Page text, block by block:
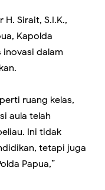
Sirait, S.I.K.,
Kapolda
inovasi dalam
ruang kelas,
aula telah
Ini tidak
tetapi juga
Papua,”